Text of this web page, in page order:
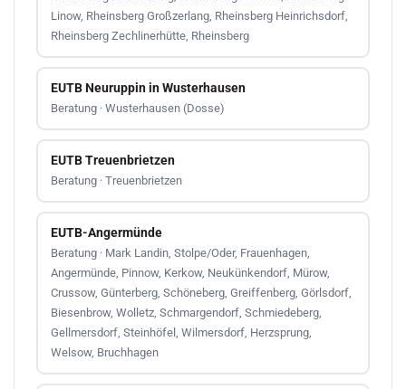
Linow, Rheinsberg Großzerlang, Rheinsberg Heinrichsdorf,
Rheinsberg Zechlinerhütte, Rheinsberg
EUTB Neuruppin in Wusterhausen
Beratung · Wusterhausen (Dosse)
EUTB Treuenbrietzen
Beratung · Treuenbrietzen
EUTB-Angermünde
Beratung · Mark Landin, Stolpe/Oder, Frauenhagen,
Angermünde, Pinnow, Kerkow, Neukünkendorf, Mürow,
Crussow, Günterberg, Schöneberg, Greiffenberg, Görlsdorf,
Biesenbrow, Wolletz, Schmargendorf, Schmiedeberg,
Gellmersdorf, Steinhöfel, Wilmersdorf, Herzsprung,
Welsow, Bruchhagen